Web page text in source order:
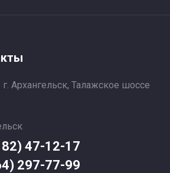
Архангельск, Талажское шоссе
47-12-17
297-77-99